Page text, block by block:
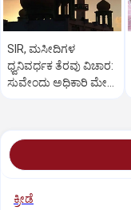
SIR, ಮಸೀದಿಗಳ
ಧ್ವನಿವರ್ಧಕ ತೆರವು ವಿಚಾರ:
ಸುವೇಂದು ಅಧಿಕಾರಿ ಮೇಲೆ
ಕ್ರೀಡೆ